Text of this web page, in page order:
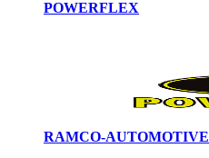
POWERFLEX
RAMCO-AUTOMOTIVE